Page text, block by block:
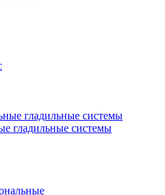
гладильные системы